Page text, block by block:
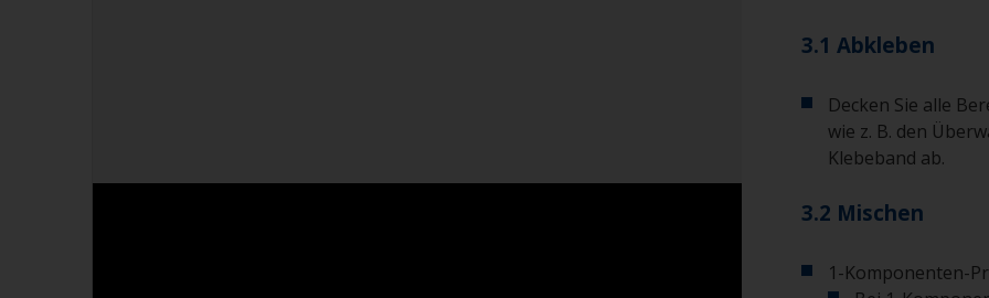
3.1 Abkleben
Decken Sie alle
wie z. B. den
Klebeband ab.
3.2 Mischen
1-Komponenten-